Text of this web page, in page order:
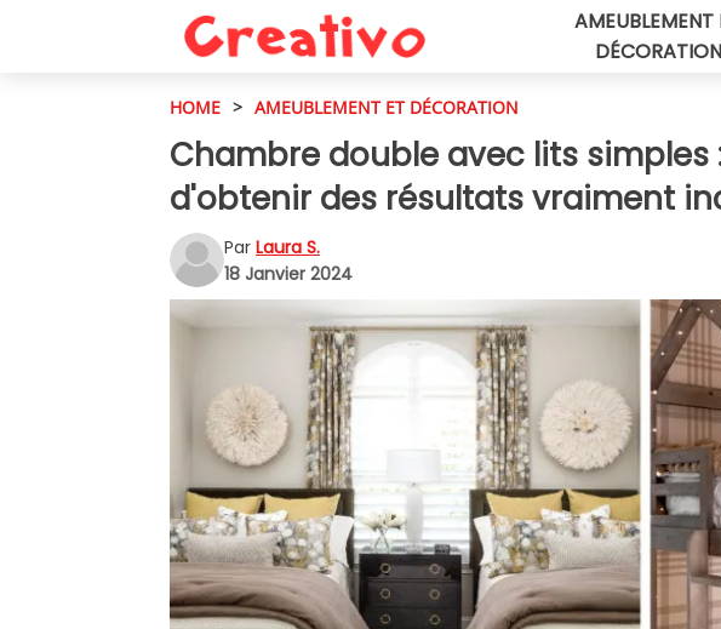
AMEUBLEMENT
DÉCORATION
HOME > AMEUBLEMENT ET DÉCORATION
Chambre double avec lits simples
d'obtenir des résultats vraiment
Par Laura S.
18 Janvier 2024